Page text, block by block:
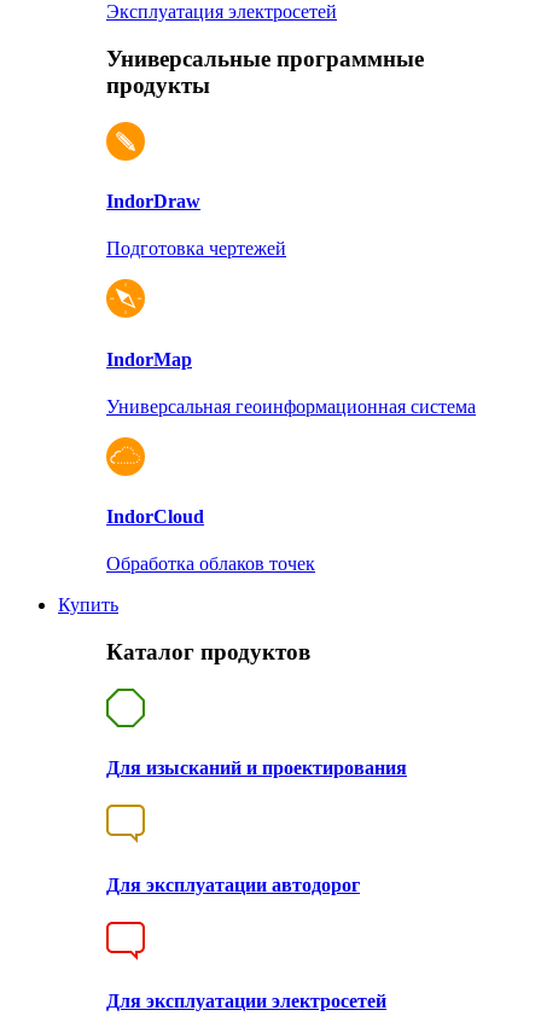
Эксплуатация электросетей
Универсальные программные
продукты
IndorDraw
Подготовка чертежей
IndorMap
Универсальная геоинформационная система
IndorCloud
Обработка облаков точек
Купить
Каталог продуктов
Для изысканий и проектирования
Для эксплуатации автодорог
Для эксплуатации электросетей